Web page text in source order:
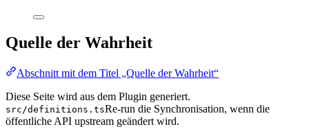
Quelle der Wahrheit
Abschnitt mit dem Titel „Quelle der Wahrheit“
Diese Seite wird aus dem Plugin generiert.
src/definitions.tsRe-run die Synchronisation, wenn die
öffentliche API upstream geändert wird.